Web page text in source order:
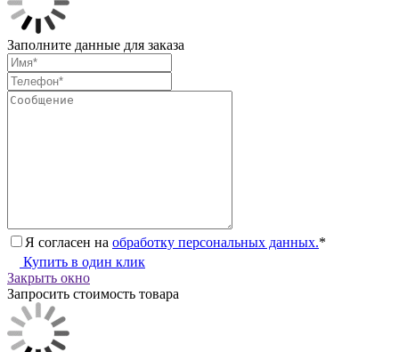
Заполните данные для заказа
Я согласен на обработку персональных данных.*
Купить в один клик
Закрыть окно
Запросить стоимость товара